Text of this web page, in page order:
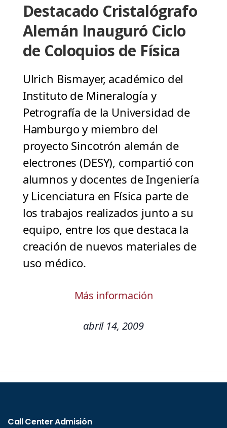
Destacado Cristalógrafo
Alemán Inauguró Ciclo
de Coloquios de Física
Ulrich Bismayer, académico del
Instituto de Mineralogía y
Petrografía de la Universidad de
Hamburgo y miembro del
proyecto Sincotrón alemán de
electrones (DESY), compartió con
alumnos y docentes de Ingeniería
y Licenciatura en Física parte de
los trabajos realizados junto a su
equipo, entre los que destaca la
creación de nuevos materiales de
uso médico.
Más información
abril 14, 2009